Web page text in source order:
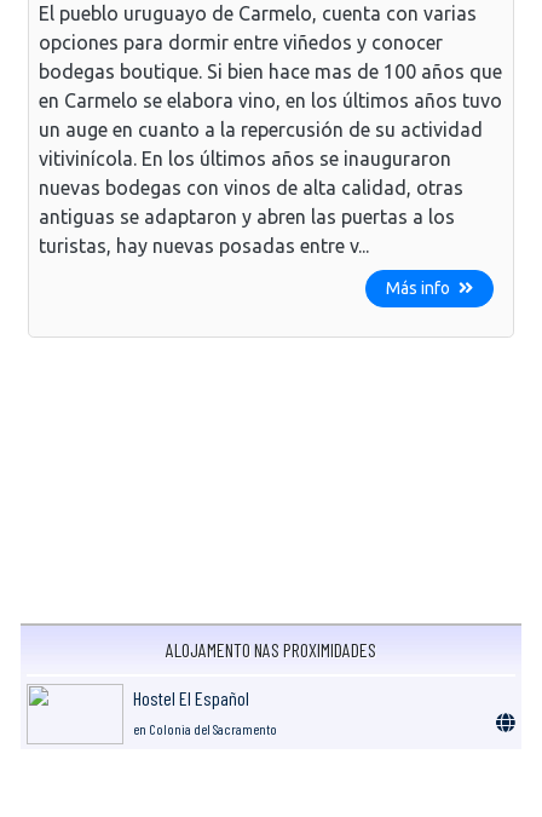
El pueblo uruguayo de Carmelo, cuenta con varias
opciones para dormir entre viñedos y conocer
bodegas boutique. Si bien hace mas de 100 años que
en Carmelo se elabora vino, en los últimos años tuvo
un auge en cuanto a la repercusión de su actividad
vitivinícola. En los últimos años se inauguraron
nuevas bodegas con vinos de alta calidad, otras
antiguas se adaptaron y abren las puertas a los
turistas, hay nuevas posadas entre v...
Más info
ALOJAMENTO NAS PROXIMIDADES
Hostel El Español
en Colonia del Sacramento